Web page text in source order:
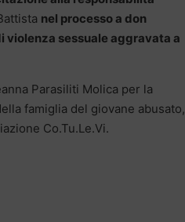
nel processo a don
violenza sessuale aggravata a
Parasiliti Molica per la
famiglia del giovane abusato,
Co.Tu.Le.Vi.